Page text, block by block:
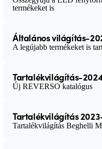
termékeket is
Általános világítás-
A legújabb termékeket is
Tartalékvilágítás-
Új REVERSO katalógus
Tartalékvilágítás
Tartalékvilágítás Beghelli